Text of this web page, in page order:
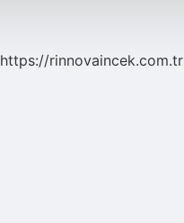
https://rinnovaincek.com.tr